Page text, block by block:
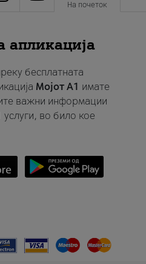
На почеток
апликација
бесплатната
Мојот A1 имате
важни информации
во било кое